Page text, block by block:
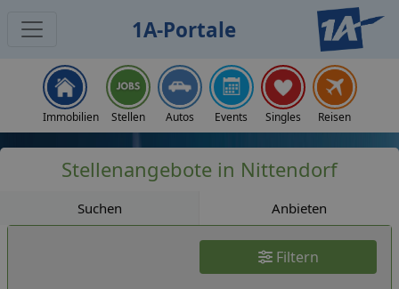
1A-Portale
Immobilien Stellen Autos Events Singles Reisen
Stellenangebote in Nittendorf
Suchen Anbieten
Filtern